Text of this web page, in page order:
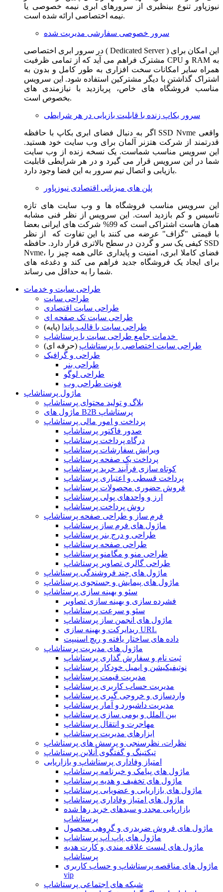
نیوزپاور تنوع بینظیری از سرورهای ابری نیمه خصوصی یا
نیمه اختصاصی ارائه شده است.
سرور خصوصی سفارشی مدیریت شده
در سرور ابری اختصاصی ( Dedicated Server ) این امکان برای
مشترک فراهم می آید که از تمامی ظرفیت CPU و RAM به
همراه سایر امکانات سخت افزاری به طور کامل و بدون به
اشتراک گذاشتن با دیگر مشترکین استفاده شود. این سرویس
مناسب فروشگاه های خاص، پربازدید با نیازمندی های
بخصوص است.
سرور بکاپ زنده با قابلیت بازیابی در هر شرایطی
اگر به دنبال فضای ابری بکاپ با حافظه SSD Nvme واقعی
قدرتمند از شرکت هتزنر آلمان برای وب سایت خود هستید.
این سرویس مناسب شماست. یک نسخه زنده از وب سایت
شما در این سرویس قرار می گیرد و در هر شرایطی قابلیت
بازیابی و اتصال نیم سرور به این فضا وجود دارد.
پلن های میزبانی اقتصادی نیوزپاور
این سرویس مناسب فروشگاه ها و وب سایت های تازه
تاسیس و کم بازدید است. این سرویس از نظر فنی مشابه
همان هاست اشتراکی است که 99% شرکت های ایرانی بعضا
با قیمتی "گزاف" عرضه می کنند با این تفاوت که از نظر
کیفی یک سر و گردن در سطح بالاتری قرار دارد. حافظه SSD
Nvme، فضای کاملا ابری، امنیت و پایداری عالی همه چیز را
برای ایجاد یک فروشگاه جدید فراهم می کند و دغدغه های
شما را به حداقل می رساند.
طراحی سایت و خدمات
طراحی سایت
طراحی سایت اقتصادی
طراحی سایت تک صفحه ای
طراحی سایت با قالب پاندا (پایه)
طراحی سایت اختصاصی با پرستاشاپ (حرفه ای)
طراحی و گرافیک
طراحی بنر
طراحی لوگو
فونت طراحی وب
ماژول پرستاشاپ
بلاگ و تولید محتوای پرستاشاپ
ماژول های B2B پرستاشاپ
پرداخت و امور مالی پرستاشاپ
صدور فاکتور پرستاشاپ
درگاه پرداخت پرستاشاپ
ویرایش سفارشات پرستاشاپ
پرداخت یک صفحه پرستاشاپ
کوتاه سازی فرآیند خرید پرستاشاپ
پرداخت قسطی و اعتباری پرستاشاپ
فروش حضوری محصولات پرستاشاپ
ارز و واحدهای پولی پرستاشاپ
روش پرداخت پرستاشاپ
فرم ساز و طراحی صفحه پرستاشاپ
ماژول های فرم ساز پرستاشاپ
طراحی و درج بنر پرستاشاپ
طراحی صفحه پرستاشاپ
طراحی منو و مگامنو پرستاشاپ
طراحی گالری تصاویر پرستاشاپ
ماژول های چند فروشندگی پرستاشاپ
ماژول های پیمایش و جستجوی پرستاشاپ
سئو و بهینه سازی پرستاشاپ
فشرده سازی و بهینه سازی تصاویر
سئو و سرعت پرستاشاپ
ماژول های انجمن ساز پرستاشاپ
ریدایرکت و بهینه سازی URL
داده های ساختار یافته و ریچ اسنیپت
ماژول های مدیریت پرستاشاپ
ثبت نام و سفارش گذاری پرستاشاپ
نوتیفیکیشن و ایمیل خودکار پرستاشاپ
مدیریت قیمت پرستاشاپ
مدیریت حساب کاربری پرستاشاپ
واردسازی و خروجی گیری پرستاشاپ
مدیریت داشبورد و آمار پرستاشاپ
بین الملل و بومی سازی پرستاشاپ
مهاجرت و انتقال پرستاشاپ
ابزارهای مدیریت پرستاشاپ
نظرات، نظرسنجی و پرسش های پرستاشاپ
تیکتینگ و گفتگوی آنلاین پرستاشاپ
امتیاز وفاداری پرستاشاپ و بازاریابی
ماژول های پیامک و خبرنامه پرستاشاپ
ماژول های تخفیف و هدیه پرستاشاپ
ماژول های بازاریابی و عضویابی پرستاشاپ
ماژول های امتیاز وفاداری پرستاشاپ
بازاریابی مجدد و سبدهای خرید رها شده
پرستاشاپ
ماژول های فروش ضربدری و گروهی محصول
ماژول های پاپ آپ پرستاشاپ
ماژول های لیست علاقه مندی و کارت هدیه
پرستاشاپ
ماژول های مناقصه پرستاشاپ و حساب کاربری
vip
شبکه های اجتماعی پرستاشاپ